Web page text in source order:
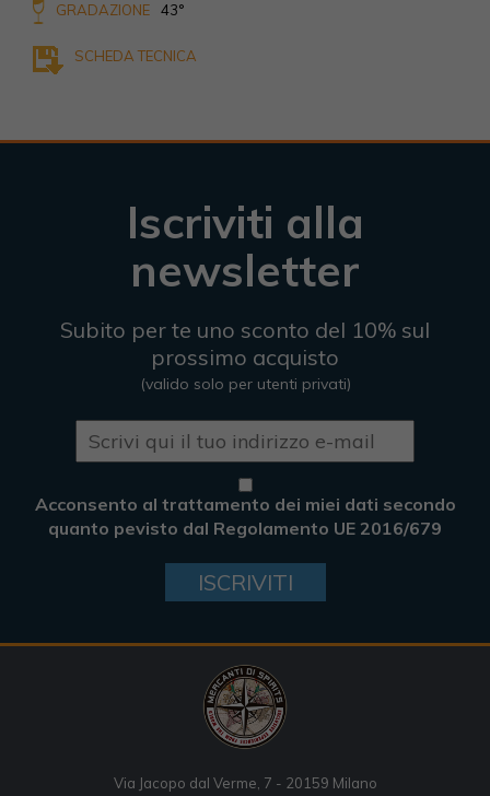
GRADAZIONE 43°
SCHEDA TECNICA
Iscriviti alla
newsletter
Subito per te uno sconto del 10% sul
prossimo acquisto
(valido solo per utenti privati)
Acconsento al trattamento dei miei dati secondo
quanto pevisto dal Regolamento UE 2016/679
ISCRIVITI
Via Jacopo dal Verme, 7 - 20159 Milano